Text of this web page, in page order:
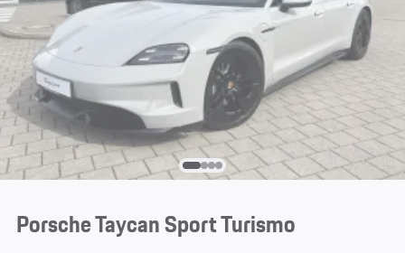
Porsche Taycan Sport Turismo